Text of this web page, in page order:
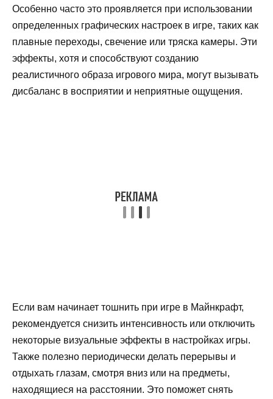
Особенно часто это проявляется при использовании
определенных графических настроек в игре, таких как
плавные переходы, свечение или тряска камеры. Эти
эффекты, хотя и способствуют созданию
реалистичного образа игрового мира, могут вызывать
дисбаланс в восприятии и неприятные ощущения.
Если вам начинает тошнить при игре в Майнкрафт,
рекомендуется снизить интенсивность или отключить
некоторые визуальные эффекты в настройках игры.
Также полезно периодически делать перерывы и
отдыхать глазам, смотря вниз или на предметы,
находящиеся на расстоянии. Это поможет снять